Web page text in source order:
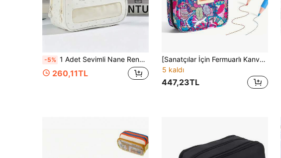
-5% 1 Adet Sevimli Nane Rengi Kedi Ita Kalem Kutusu, Şeffaf Görünür Ön Cep, 3D Kedi Kulak Tasarımı, Büyük Kapasiteli Kız Çocuk Kırtasiye Çantası, Öğrenciler, El Sanatları Severler ve Günlük Kırtasiye Saklama İçin İdeal, Okula Dönüş
260,11TL
[Sanatçılar İçin Fermuarlı Kanvas Saklama Kutusu] Graffiti Sanat Desenli 72 Bölmeli Kanvas Kalem Kutusu, Jel Kalemler ve Markörler İçin Fermuarlı Düzenleyici - Sanatçılar ve Yazarlar İçin Taşınabilir Seyahat Saklama Çantası
5 kaldı
447,23TL